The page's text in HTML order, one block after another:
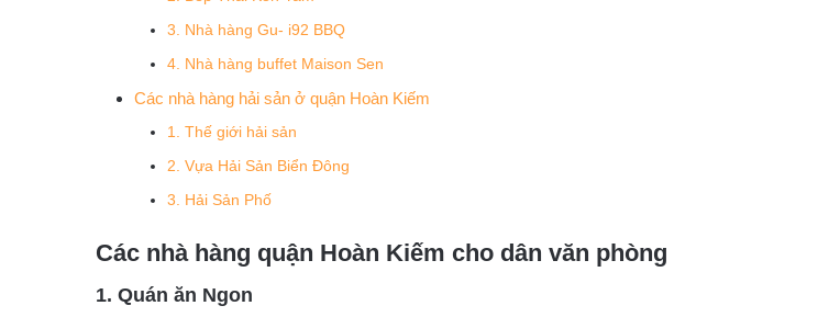
3. Nhà hàng Gu- i92 BBQ
4. Nhà hàng buffet Maison Sen
Các nhà hàng hải sản ở quận Hoàn Kiếm
1. Thế giới hải sản
2. Vựa Hải Sản Biển Đông
3. Hải Sản Phố
Các nhà hàng quận Hoàn Kiếm cho dân văn phòng
1. Quán ăn Ngon